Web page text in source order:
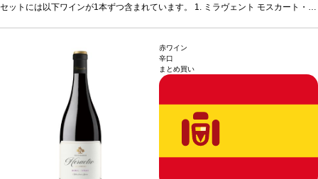
広がる。口に含むと軽やかな甘い余韻を感じ、魅惑的な果実味が続く、親しみやす
鮮やかな麦わら色。モスカートのフローラルなノーズを示
し、ライチのフルーティーさが広がる。口に含むと素晴らしく滑らかで、エキゾチ
ックフルーツを含む、心地良い甘味に長い余韻が続く。
フルーツなどのデザートなどと好相性
葡萄品種
3. ミラヴェント モスカート＆ピーチ
テイスティングノート
鮮やかな麦わら色。モスカートのフローラルなノーズを示
し、桃のフルーティーさが広がる。口に含むと軽やかな甘い余韻を感じ、魅惑的な
果実味が続く、親しみやすい一本。
ペイストリーやフルーツなどのデザ
ートなどと好相性
葡萄品種 認証サステナブル
モスカート＆ストロベリー
イタリア、ピエモンテ / 白・微発泡 / 甘口テイスティン
鮮やかな麦わら色。モスカートのフローラルなノーズを示し、イチゴのフ
セットには以下ワインが1本ずつ含まれています。
1. ミラヴェント モスカート・ダ
広がる。口に含むと軽やかな甘い余韻を感じ、魅惑的な果実味が続く、親しみやす
説明などと好相性 葡萄品種
2. ミラヴェント モスカート＆ライチ
イタリア、ピエモンテ / 白・微発泡 / 甘口
テイスティングノート鮮やかな麦わら色。モスカートのフローラルなノーズを示
し、ライチのフルーティーさが広がる。口に含むと素晴らしく滑らかで、エキゾチ
ックフルーツを含む、心地良い甘味に長い余韻が続く。
フルーツなどのデザートなどと好相性
葡萄品種モスカート 100%
3. ミラヴェント モスカート＆ピーチ
イタリア、ピエモンテ / 白・微発泡 / 甘口
テイスティングノート
鮮やかな麦わら色。モスカートのフローラルなノーズを示
し、桃のフルーティーさが広がる。口に含むと軽やかな甘い余韻を感じ、魅惑的な
果実味が続く、親しみやすい一本。
赤ワイン
辛口
まとめ買い